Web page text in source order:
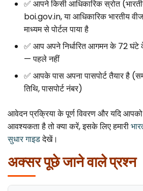
✅ आपने किसी आधिकारिक स्रोत
boi.gov.in, या आधिकारिक भारतीय
माध्यम से पोर्टल पाया है
✅ आप अपने निर्धारित आगमन के 72
— पहले नहीं
✅ आपके पास अपना पासपोर्ट तैयार है
तिथि, पासपोर्ट नंबर)
आवेदन प्रक्रिया के पूर्ण विवरण और यदि
आवश्यकता है तो क्या करें, इसके लिए हमारी
सुधार गाइडदेखें।
अक्सर पूछे जाने वाले प्रश्न